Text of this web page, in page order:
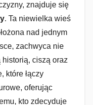
znajduje się
. Ta niewielka wieś
nad jednym
zachwyca nie
ciszą oraz
które łączy
oferując
kto zdecyduje